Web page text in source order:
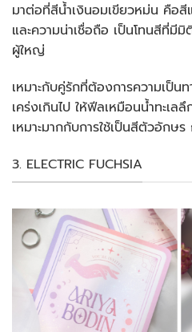
มาต่อที่สีน้ำเงินอมเขียวหม่น คือ
และความน่าเชื่อถือ เป็นโทนสีที่มี
ผู้ใหญ่
เหมาะกับคู่รักที่ต้องการความเป็น
เคร่งเกินไป ให้ฟีลเหมือนน้ำทะเ
เหมาะมากกับการใช้เป็นสีตัวอัก
3. ELECTRIC FUCHSIA